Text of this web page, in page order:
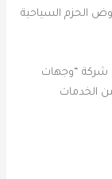
الحزم السياحية
شركة “وجهات
الخدمات